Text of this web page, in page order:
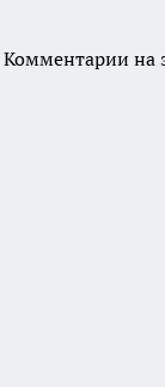
Комментарии на